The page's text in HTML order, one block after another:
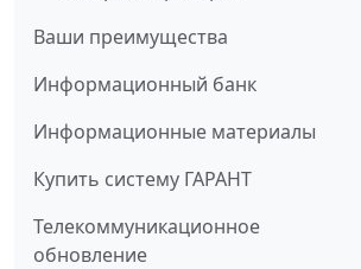
Ваши преимущества
Информационный банк
Информационные материалы
Купить систему ГАРАНТ
Телекоммуникационное
обновление